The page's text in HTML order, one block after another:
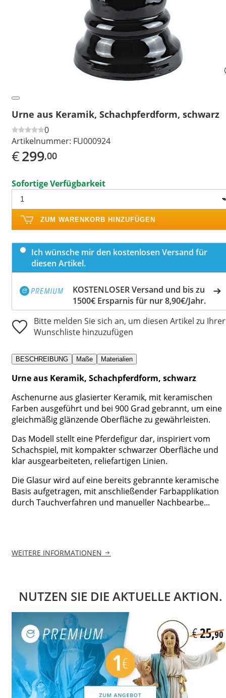
Urne aus Keramik, Schachpferdform, schwarz
0
Artikelnummer: FU000924
€299,00
Sofortige Verfügbarkeit
ZUM WARENKORB HINZUFÜGEN
Ich wünsche mir den kostenlosen Versand für
diesen Artikel.
KOSTENLOSER Versand und bis zu
1500€ Ersparnis für nur 8,90€/Jahr.
Bitte melden Sie sich an, um diesen Artikel zu Ihrer
Wunschliste hinzuzufügen
BESCHREIBUNG Maße Materialien
Urne aus Keramik, Schachpferdform, schwarz
Aschenurne aus glasierter Keramik, mit keramischen
Farben ausgeführt und bei 900 Grad gebrannt, um eine
gleichmäßig glänzende Oberfläche zu gewährleisten.
Das Modell stellt eine Pferdefigur dar, inspiriert vom
Schachspiel, mit kompakter schwarzer Oberfläche und
klar ausgearbeiteten, reliefartigen Linien.
Die Glasur wird auf eine bereits gebrannte keramische
Basis aufgetragen, mit anschließender Farbapplikation
durch Tauchverfahren und manueller Nachbearbe...
WEITERE INFORMATIONEN
NUTZEN SIE DIE AKTUELLE AKTION.